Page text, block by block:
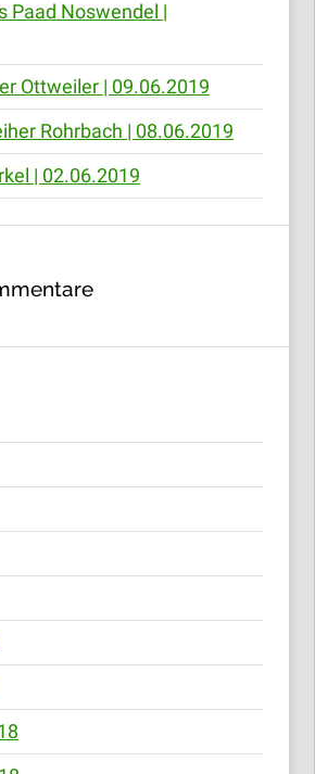
Paad Noswendel |
Ottweiler | 09.06.2019
Rohrbach | 08.06.2019
| 02.06.2019